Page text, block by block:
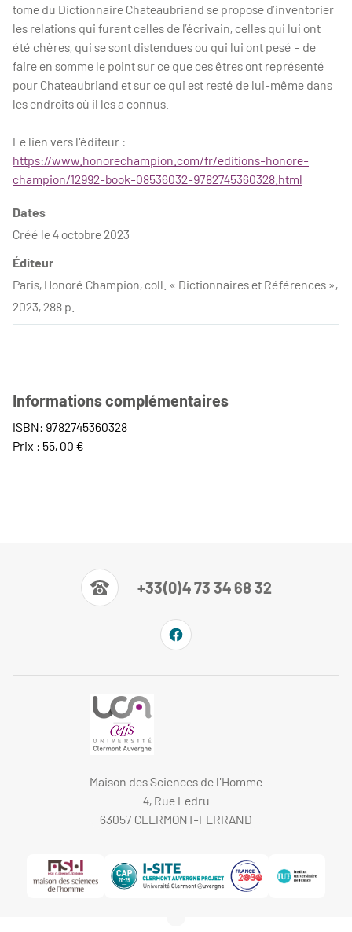
tome du Dictionnaire Chateaubriand se propose d’inventorier
les relations qui furent celles de l’écrivain, celles qui lui ont
été chères, qui se sont distendues ou qui lui ont pesé – de
faire en somme le point sur ce que ces êtres ont représenté
pour Chateaubriand et sur ce qui est resté de lui-même dans
les endroits où il les a connus.
Le lien vers l'éditeur :
https://www.honorechampion.com/fr/editions-honore-
champion/12992-book-08536032-9782745360328.html
Dates
Créé le 4 octobre 2023
Éditeur
Paris, Honoré Champion, coll. « Dictionnaires et Références »,
2023, 288 p.
Informations complémentaires
ISBN: 9782745360328
Prix : 55, 00 €
+33(0)4 73 34 68 32
Maison des Sciences de l'Homme
4, Rue Ledru
63057 CLERMONT-FERRAND